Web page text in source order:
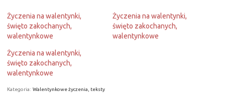
Życzenia na walentynki,
święto zakochanych,
walentynkowe
Życzenia na walentynki,
święto zakochanych,
walentynkowe
Życzenia na walentynki,
święto zakochanych,
walentynkowe
Kategoria: Walentynkowe życzenia, teksty